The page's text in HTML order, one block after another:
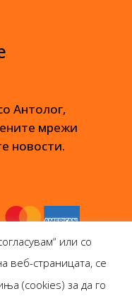
Антолог,
мрежи
новости.
или со
веб-страницата, се
(cookies) за да го